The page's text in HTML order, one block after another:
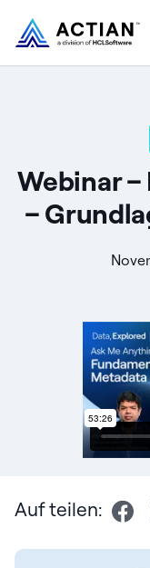
Kunden
Webinar
–
Auf teilen: